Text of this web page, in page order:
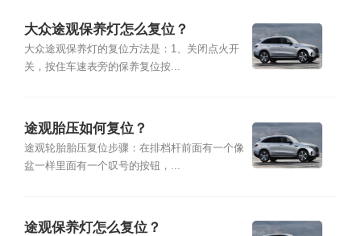
大众途观保养灯怎么复位？
大众途观保养灯的复位方法是：1、关闭点火开
关，按住车速表旁的保养复位按...
途观胎压如何复位？
途观轮胎胎压复位步骤：在排档杆前面有一个像
盆一样里面有一个叹号的按钮，...
途观保养灯怎么复位？